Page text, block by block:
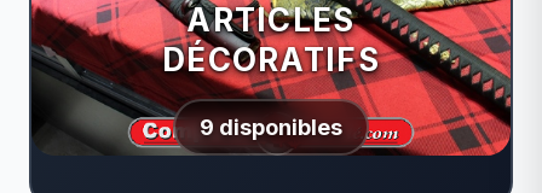
ARTICLES
DÉCORATIFS
9 disponibles